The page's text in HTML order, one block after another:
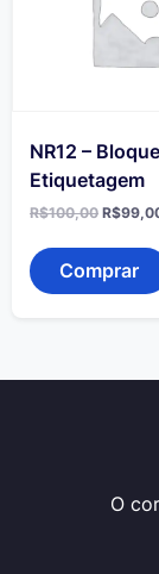
NR12 –
Etiquetagem
R$100,00 O
original
era:
R$
Comprar
O